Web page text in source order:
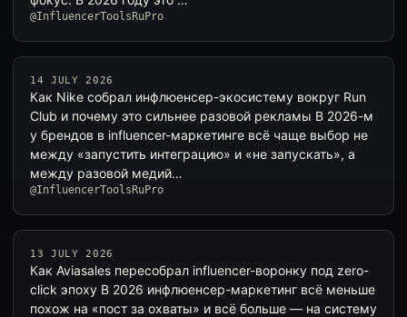
@InfluencerToolsRuPro
14 JULY 2026
Как Nike собрал инфлюенсер-экосистему вокруг Run
Club и почему это сильнее разовой рекламы В 2026-м
у брендов в influencer-маркетинге всё чаще выбор не
между «запустить интеграцию» и «не запускать», а
между разовой медий…
@InfluencerToolsRuPro
13 JULY 2026
Как Aviasales пересобрал influencer-воронку под zero-
click эпоху В 2026 инфлюенсер-маркетинг всё меньше
похож на «пост за охваты» и всё больше — на систему